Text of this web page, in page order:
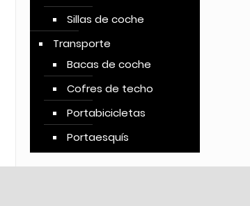
Sillas de coche
Transporte
Bacas de coche
Cofres de techo
Portabicicletas
Portaesquís